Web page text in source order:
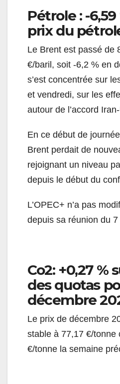
Pétrole : -
prix du
Le Brent est passé de
€/baril, soit -6,2 % en
s’est concentrée sur
et vendredi, sur les
autour de l’accord
En ce début de
Brent perdait de
rejoignant un niveau
depuis le début du
L’OPEC+ n’a pas
depuis sa réunion du 7
Co2: +0,27 %
des quotas
décembre
Le prix de décembre
stable à 77,17 €/tonne
€/tonne la semaine